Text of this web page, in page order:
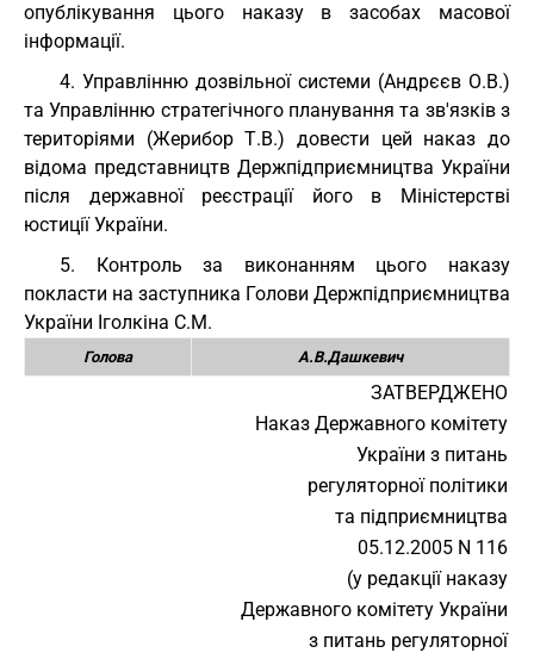
опублікування цього наказу в засобах масової
інформації.
4. Управлінню дозвільної системи (Андрєєв О.В.)
та Управлінню стратегічного планування та зв'язків з
територіями (Жерибор Т.В.) довести цей наказ до
відома представництв Держпідприємництва України
після державної реєстрації його в Міністерстві
юстиції України.
5. Контроль за виконанням цього наказу
покласти на заступника Голови Держпідприємництва
України Іголкіна С.М.
Голова А.В.Дашкевич
ЗАТВЕРДЖЕНО
Наказ Державного комітету
України з питань
регуляторної політики
та підприємництва
05.12.2005 N 116
(у редакції наказу
Державного комітету України
з питань регуляторної